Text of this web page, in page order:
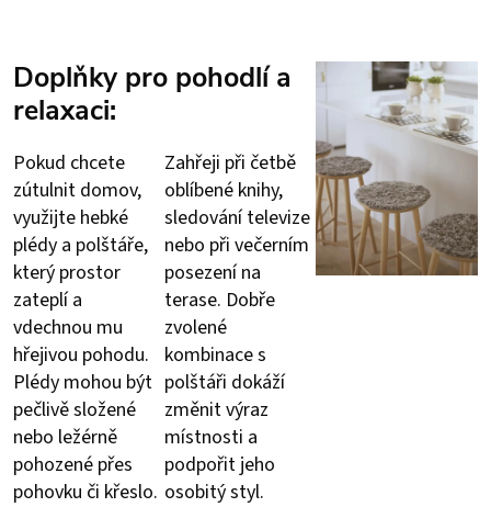
Doplňky pro pohodlí a
relaxaci:
Pokud chcete
zútulnit domov,
využijte hebké
plédy a polštáře,
který prostor
zateplí a
vdechnou mu
hřejivou pohodu.
Plédy mohou být
pečlivě složené
nebo ležérně
pohozené přes
pohovku či křeslo.
Zahřeji při četbě
oblíbené knihy,
sledování televize
nebo při večerním
posezení na
terase. Dobře
zvolené
kombinace s
polštáři dokáží
změnit výraz
místnosti a
podpořit jeho
osobitý styl.